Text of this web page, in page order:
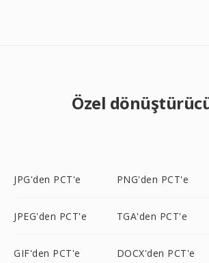
Özel
JPG'den PCT'e PNG'den PCT'e
JPEG'den PCT'e TGA'den PCT'e
GIF'den PCT'e DOCX'den PCT'e